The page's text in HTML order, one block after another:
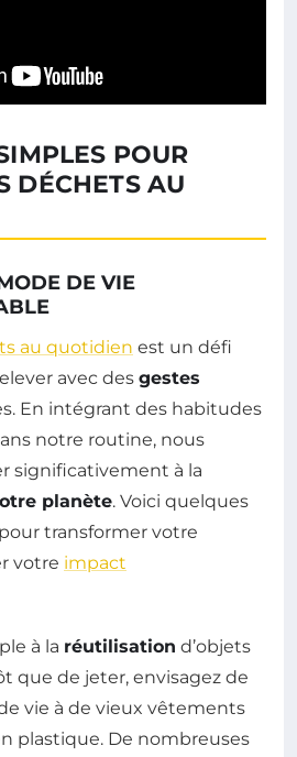
POUR
DÉCHETS AU
DE VIE
au quotidien est un défi
avec des gestes
En intégrant des habitudes
notre routine, nous
significativement à la
planète. Voici quelques
transformer votre
votre impact
à la réutilisation d’objets
que de jeter, envisagez de
vie à de vieux vêtements
plastique. De nombreuses